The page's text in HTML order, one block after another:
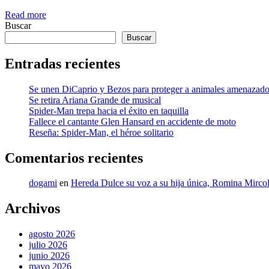
Read more
Buscar
Buscar
Entradas recientes
Se unen DiCaprio y Bezos para proteger a animales
Se retira Ariana Grande de musical
Spider-Man trepa hacia el éxito en taquilla
Fallece el cantante Glen Hansard en accidente de moto
Reseña: Spider-Man, el héroe solitario
Comentarios recientes
dogami en Hereda Dulce su voz a su hija única, Romina
Archivos
agosto 2026
julio 2026
junio 2026
mayo 2026